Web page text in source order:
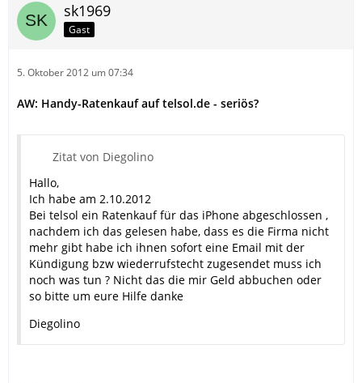
sk1969
Gast
5. Oktober 2012 um 07:34
AW: Handy-Ratenkauf auf telsol.de - seriös?
Zitat von Diegolino
Hallo,
Ich habe am 2.10.2012
Bei telsol ein Ratenkauf für das iPhone abgeschlossen ,
nachdem ich das gelesen habe, dass es die Firma nicht
mehr gibt habe ich ihnen sofort eine Email mit der
Kündigung bzw wiederrufstecht zugesendet muss ich
noch was tun ? Nicht das die mir Geld abbuchen oder
so bitte um eure Hilfe danke
Diegolino